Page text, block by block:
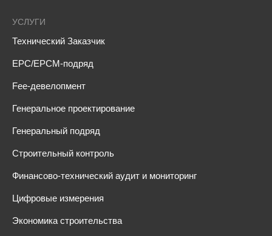
УСЛУГИ
Технический Заказчик
EPC/EPCM-подряд
Fee-девелопмент
Генеральное проектирование
Генеральный подряд
Строительный контроль
Финансово-технический аудит и мониторинг
Цифровые измерения
Экономика строительства